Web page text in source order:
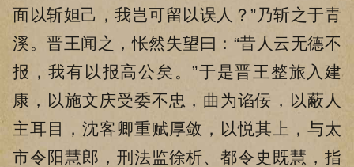
面以斩妲己，我岂可留以误人？”乃斩之于青
溪。晋王闻之，怅然失望曰：“昔人云无德不
报，我有以报高公矣。”于是晋王整旅入建
康，以施文庆受委不忠，曲为谄佞，以蔽人
主耳目，沈客卿重赋厚敛，以悦其上，与太
市令阳慧郎，刑法监徐析、都令史既慧，指